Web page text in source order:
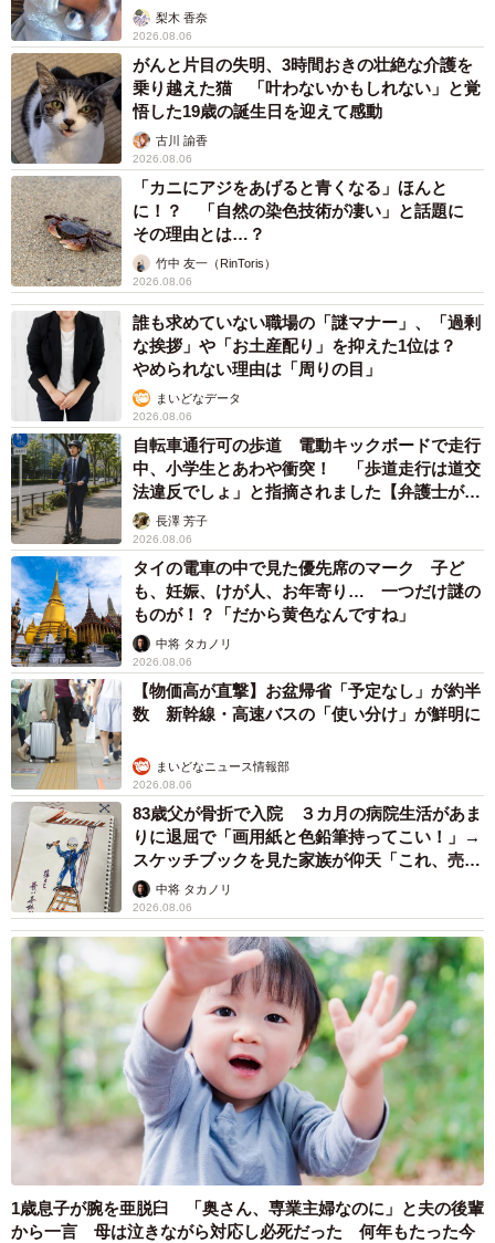
梨木 香奈
2026.08.06
がんと片目の失明、3時間おきの壮絶な介護を
乗り越えた猫 「叶わないかもしれない」と覚
悟した19歳の誕生日を迎えて感動
古川 諭香
2026.08.06
「カニにアジをあげると青くなる」ほんと
に！？ 「自然の染色技術が凄い」と話題に
その理由とは…？
竹中 友一（RinToris）
2026.08.06
誰も求めていない職場の「謎マナー」、「過剰
な挨拶」や「お土産配り」を抑えた1位は？
やめられない理由は「周りの目」
まいどなデータ
2026.08.06
自転車通行可の歩道 電動キックボードで走行
中、小学生とあわや衝突！ 「歩道走行は道交
法違反でしょ」と指摘されました【弁護士が解
説】長澤 芳子
2026.08.06
タイの電車の中で見た優先席のマーク 子ど
も、妊娠、けが人、お年寄り… 一つだけ謎の
ものが！？「だから黄色なんですね」
中将 タカノリ
2026.08.06
【物価高が直撃】お盆帰省「予定なし」が約半
数 新幹線・高速バスの「使い分け」が鮮明に
まいどなニュース情報部
2026.08.06
83歳父が骨折で入院 ３カ月の病院生活があま
りに退屈で「画用紙と色鉛筆持ってこい！」→
スケッチブックを見た家族が仰天「これ、売れ
ますよ…」
中将 タカノリ
2026.08.06
1歳息子が腕を亜脱臼 「奥さん、専業主婦なのに」と夫の後輩
から一言 母は泣きながら対応し必死だった 何年もたった今